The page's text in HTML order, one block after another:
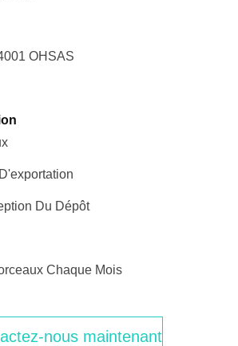
OHSAS
Du Dépôt
Chaque Mois
nous maintenant